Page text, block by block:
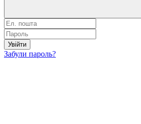
Увійти
Забули пароль?